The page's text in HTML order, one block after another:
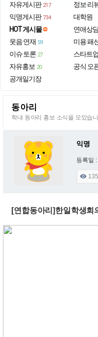
자유게시판 217
익명게시판 734
HOT 게시물
웃음·연재 59
이슈·토론 27
자유홍보 20
공개일기장
정보·리
대학원
연애상
미용·패
스타트
공식 오
동아리
학내 동아리 홍보 소식을 모았습
익명
등록일

[연합동아리]한일학생